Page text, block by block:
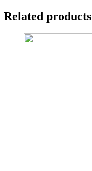
Related products